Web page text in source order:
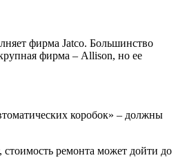
фирма Jatco. Большинство
фирма – Allison, но ее
коробок» – должны
стоимость ремонта может дойти до